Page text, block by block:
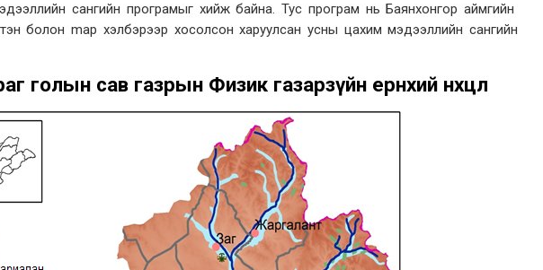
сангийн програмыг хийж байна. Тус програм нь Баянхонгор аймгийн
болон map хэлбэрээр хосолсон харуулсан усны цахим мэдээллийн сангийн
голын сав газрын Физик газарзүйн ерөнхий нөхцөл